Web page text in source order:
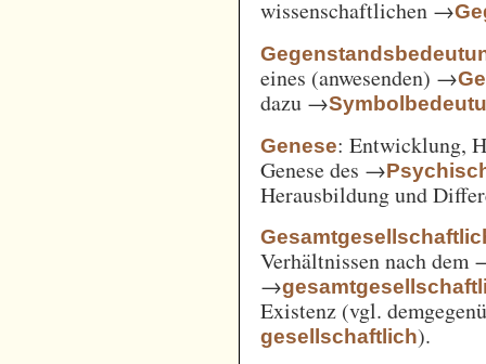
wissenschaftlichen →
eines (anwesenden) →
dazu →
Genese: Entwicklung,
Genese des →
Herausbildung und
Verhältnissen nach dem
→
Existenz (vgl.
gesellschaftlich).